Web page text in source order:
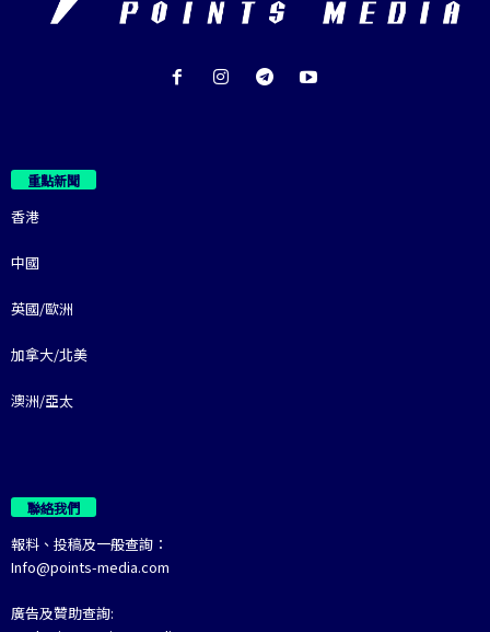
重點新聞
香港
中國
英國/歐洲
加拿大/北美
澳洲/亞太
聯絡我們
報料、投稿及一般查詢：
Info@points-media.com
廣告及贊助查詢: